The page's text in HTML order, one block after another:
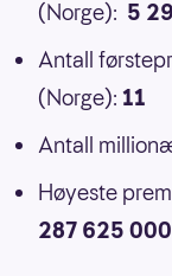
(Norge): 5
Antall
(Norge): 11
Antall
Høyeste
287 625 000